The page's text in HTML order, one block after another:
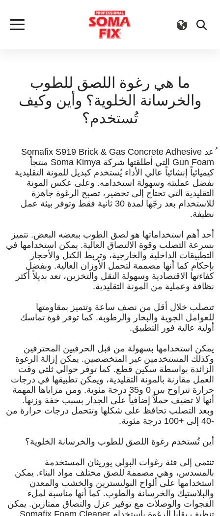
ما هي رغوة اللصق للطوب
والخرسانة الخلوية؟ وأين وكيف
تُستخدم؟
ُعد Somafix S919 Brick & Gas Concrete Adhesive
Gun Foam التي أطلقتها شركة Soma Kimya منتجاً
كيميائياً إنشائياً عالي الأداء يُستخدم كبديل للمونة التقليدية
بفضل عمليته وسهولة استخدامه. وعلى عكس المونة
التقليدية التي تحتاج إلى تحضير، تصبح الرغوة جاهزة
للاستخدام بعد رجّها لمدة 30 ثانية فقط وتوفر بيئة عمل
نظيفة.
أحد أهم استخداماتها هو لصق الطوب ببعضه البعض. تتميز
بسرعة التصلب وقوة الالتصاق العالية. يمكن استخدامها في
التطبيقات الداخلية والخارجية، وتربط الكتل والأحجار
بإحكام كما أنها مصممة لتحمل الأوزان العالية. وبفضل
كفاءتها الاقتصادية وسهولة النقل والتخزين، تعد بديلاً أكثر
نظافة وعملية من المونة التقليدية.
تتصلب خلال أقل من نصف ساعة وتتميز بمقاومتها
للعوامل الجوية والبخار والرطوبة. كما توفر قوة تماسك
أولية عالية فور التطبيق.
يمكن استخدامها بسهولة من قبل الحرفيين المحترفين
وكذلك المستخدمين غير المتخصصين. يمكن إزالة الرغوة
الزائدة بواسطة سكين قطع. كما توفر حوالي ثلثي وقت
العمل مقارنة بالمونة التقليدية، ويمكن تطبيقها في درجات
حرارة تتراوح بين 0 و35 درجة مئوية. ومن مزاياها المهمة
أنها لا تضيف حملاً إضافياً على الجدار بسبب خفة وزنها.
وبعد التصلب تحافظ على شكلها وتتحمل درجات حرارة من
-40 إلى +100 درجة مئوية.
أين تُستخدم رغوة اللصق للطوب والخرسانة الخلوية؟
تنتمي إلى فئة رغوات البولي يوريثان المستخدمة
بالمسدس، وهي مصممة للصق مختلف مواد البناء. يمكن
استخدامها على ألواح البوليسترين والخشب والمعدن
والبلاستيك والخرسانة والطوب. كما أنها مناسبة لملء
الفجوات والوصلات مع توفير عزل والتصاق ممتازين. يمكن
تنظيف بقايا الرغوة باستخدام Somafix Foam Cleaner.